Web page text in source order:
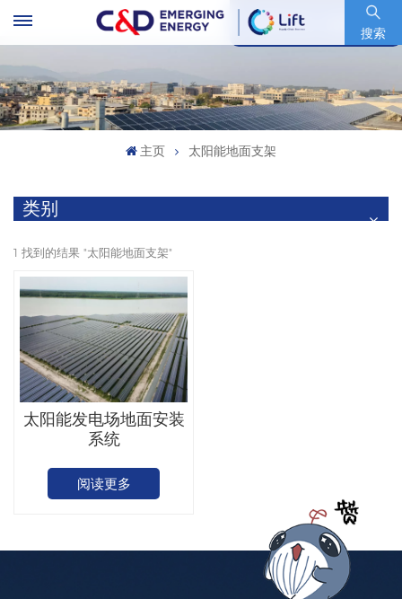
搜索
股票代码 : 600153.SH
主页 太阳能地面支架
类别
1 找到的结果 "太阳能地面支架"
太阳能发电场地面安装
系统
阅读更多